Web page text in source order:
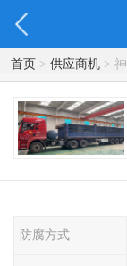
首页> 供应商机> 神
防腐方式